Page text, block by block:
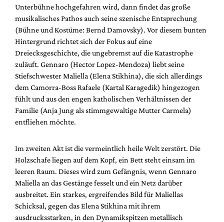
Unterbühne hochgefahren wird, dann findet das große
musikalisches Pathos auch seine szenische Entsprechung
(Bühne und Kostüme: Bernd Damovsky). Vor diesem bunten
Hintergrund richtet sich der Fokus auf eine
Dreiecksgeschichte, die ungebremst auf die Katastrophe
zuläuft. Gennaro (Hector Lopez-Mendoza) liebt seine
Stiefschwester Maliella (Elena Stikhina), die sich allerdings
dem Camorra-Boss Rafaele (Kartal Karagedik) hingezogen
fühlt und aus den engen katholischen Verhältnissen der
Familie (Anja Jung als stimmgewaltige Mutter Carmela)
entfliehen möchte.
Im zweiten Akt ist die vermeintlich heile Welt zerstört. Die
Holzschafe liegen auf dem Kopf, ein Bett steht einsam im
leeren Raum. Dieses wird zum Gefängnis, wenn Gennaro
Maliella an das Gestänge fesselt und ein Netz darüber
ausbreitet. Ein starkes, ergreifendes Bild für Maliellas
Schicksal, gegen das Elena Stikhina mit ihrem
ausdrucksstarken, in den Dynamikspitzen metallisch